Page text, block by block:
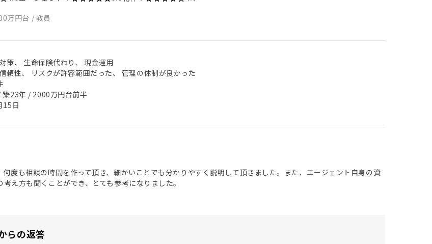
万円台 / 教員
策、 生命保険代わり、 現金運用
頼性、 リスクが許容範囲だった、 管理の体制が良かった
築23年 / 2000万円台前半
15日
何度も相談の時間を作って頂き、細かいことでも分かりやすく説明して頂きました。また、エージェント自身の資
え方も聞くことができ、とても参考になりました。
らの返答